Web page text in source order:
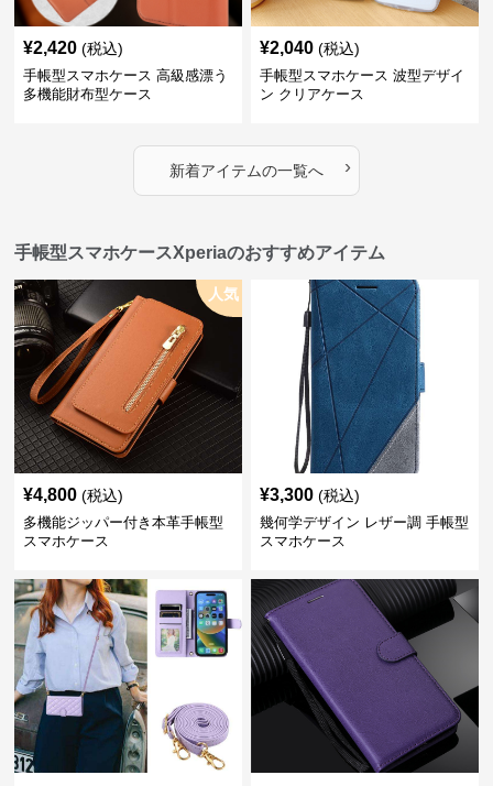
¥2,420 (税込)
手帳型スマホケース 高級感漂う
多機能財布型ケース
¥2,040 (税込)
手帳型スマホケース 波型デザイ
ン クリアケース
新着アイテムの一覧へ ›
手帳型スマホケースXperiaのおすすめアイテム
人気
¥4,800 (税込)
多機能ジッパー付き本革手帳型
スマホケース
¥3,300 (税込)
幾何学デザイン レザー調 手帳型
スマホケース